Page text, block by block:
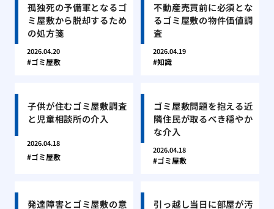
孤独死の予備軍となるゴ
ミ屋敷から脱却するため
の処方箋
2026.04.20
ゴミ屋敷
不動産売買前に必須とな
るゴミ屋敷の物件価値調
査
2026.04.19
知識
子供が住むゴミ屋敷調査
と児童相談所の介入
2026.04.18
ゴミ屋敷
ゴミ屋敷問題を抱える近
隣住民が取るべき穏やか
な介入
2026.04.18
ゴミ屋敷
発達障害とゴミ屋敷の意
引っ越し当日に部屋が汚